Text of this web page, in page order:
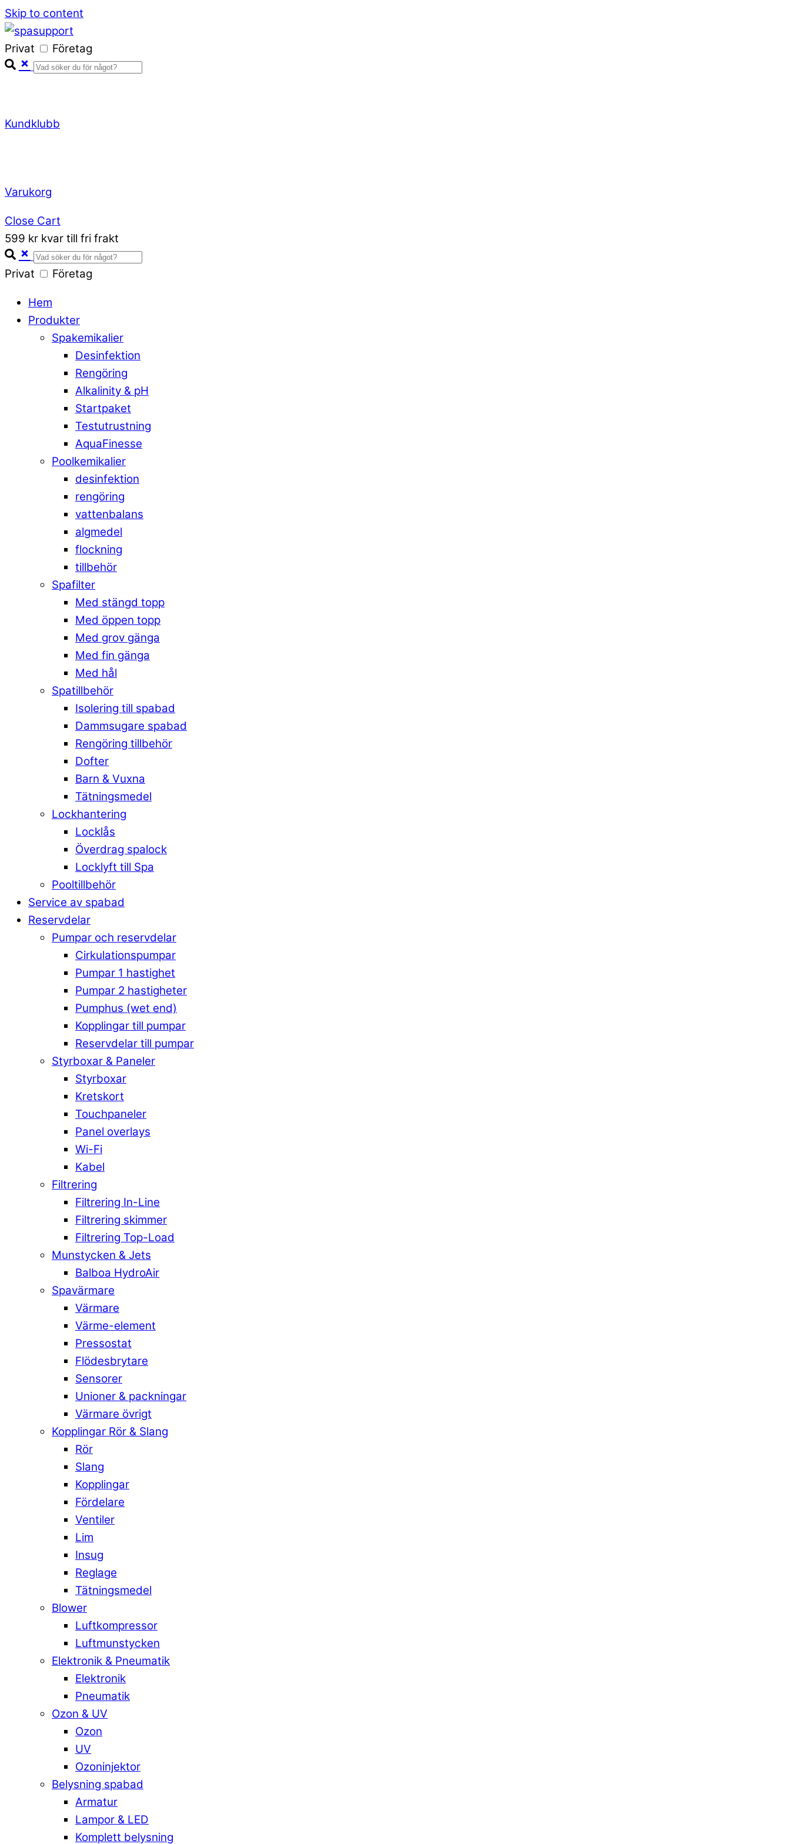
Skip to content
Privat Företag
Kundklubb
Varukorg
Close Cart
599 kr kvar till fri frakt
Privat Företag
Hem
Produkter
Spakemikalier
Desinfektion
Rengöring
Alkalinity & pH
Startpaket
Testutrustning
AquaFinesse
Poolkemikalier
desinfektion
rengöring
vattenbalans
algmedel
flockning
tillbehör
Spafilter
Med stängd topp
Med öppen topp
Med grov gänga
Med fin gänga
Med hål
Spatillbehör
Isolering till spabad
Dammsugare spabad
Rengöring tillbehör
Dofter
Barn & Vuxna
Tätningsmedel
Lockhantering
Locklås
Överdrag spalock
Locklyft till Spa
Pooltillbehör
Service av spabad
Reservdelar
Pumpar och reservdelar
Cirkulationspumpar
Pumpar 1 hastighet
Pumpar 2 hastigheter
Pumphus (wet end)
Kopplingar till pumpar
Reservdelar till pumpar
Styrboxar & Paneler
Styrboxar
Kretskort
Touchpaneler
Panel overlays
Wi-Fi
Kabel
Filtrering
Filtrering In-Line
Filtrering skimmer
Filtrering Top-Load
Munstycken & Jets
Balboa HydroAir
Spavärmare
Värmare
Värme-element
Pressostat
Flödesbrytare
Sensorer
Unioner & packningar
Värmare övrigt
Kopplingar Rör & Slang
Rör
Slang
Kopplingar
Fördelare
Ventiler
Lim
Insug
Reglage
Tätningsmedel
Blower
Luftkompressor
Luftmunstycken
Elektronik & Pneumatik
Elektronik
Pneumatik
Ozon & UV
Ozon
UV
Ozoninjektor
Belysning spabad
Armatur
Lampor & LED
Komplett belysning